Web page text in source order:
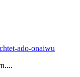
ado-onaiwu